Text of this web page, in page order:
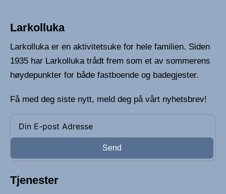
Larkolluka
Larkolluka er en aktivitetsuke for hele familien. Siden
1935 har Larkolluka trådt frem som et av sommerens
høydepunkter for både fastboende og badegjester.
Få med deg siste nytt, meld deg på vårt nyhetsbrev!
Send
Tjenester